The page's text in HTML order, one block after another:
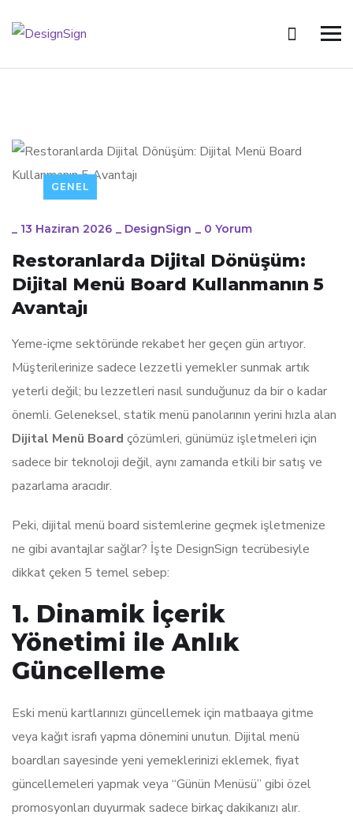
GENEL
_ 13 Haziran 2026 _ DesignSign _ 0 Yorum
Restoranlarda Dijital Dönüşüm:
Dijital Menü Board Kullanmanın 5
Avantajı
Yeme-içme sektöründe rekabet her geçen gün artıyor.
Müşterilerinize sadece lezzetli yemekler sunmak artık
yeterli değil; bu lezzetleri nasıl sunduğunuz da bir o kadar
önemli. Geleneksel, statik menü panolarının yerini hızla alan
Dijital Menü Board çözümleri, günümüz işletmeleri için
sadece bir teknoloji değil, aynı zamanda etkili bir satış ve
pazarlama aracıdır.
Peki, dijital menü board sistemlerine geçmek işletmenize
ne gibi avantajlar sağlar? İşte DesignSign tecrübesiyle
dikkat çeken 5 temel sebep:
1. Dinamik İçerik
Yönetimi ile Anlık
Güncelleme
Eski menü kartlarınızı güncellemek için matbaaya gitme
veya kağıt israfı yapma dönemini unutun. Dijital menü
boardları sayesinde yeni yemeklerinizi eklemek, fiyat
güncellemeleri yapmak veya “Günün Menüsü” gibi özel
promosyonları duyurmak sadece birkaç dakikanızı alır.